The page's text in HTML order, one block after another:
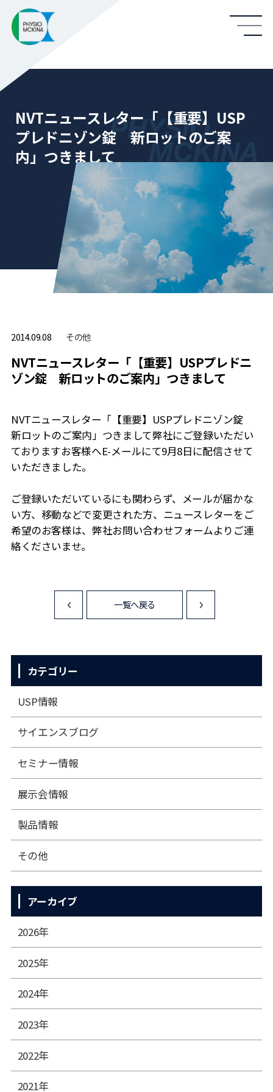
NVTニュースレター「【重要】USP
プレドニゾン錠 新ロットのご案
内」つきまして
2014.09.08 その他
NVTニュースレター「【重要】USPプレドニ
ゾン錠 新ロットのご案内」つきまして
NVTニュースレター「【重要】USPプレドニゾン錠
新ロットのご案内」つきまして弊社にご登録いただい
ておりますお客様へE-メールにて9月8日に配信させて
いただきました。
ご登録いただいているにも関わらず、メールが届かな
い方、移動などで変更された方、ニュースレターをご
希望のお客様は、弊社お問い合わせフォームよりご連
絡くださいませ。
<
一覧へ戻る
カテゴリー
USP情報
サイエンスブログ
セミナー情報
展⽰会情報
製品情報
その他
アーカイブ
2026年
2025年
2024年
2023年
2022年
2021年